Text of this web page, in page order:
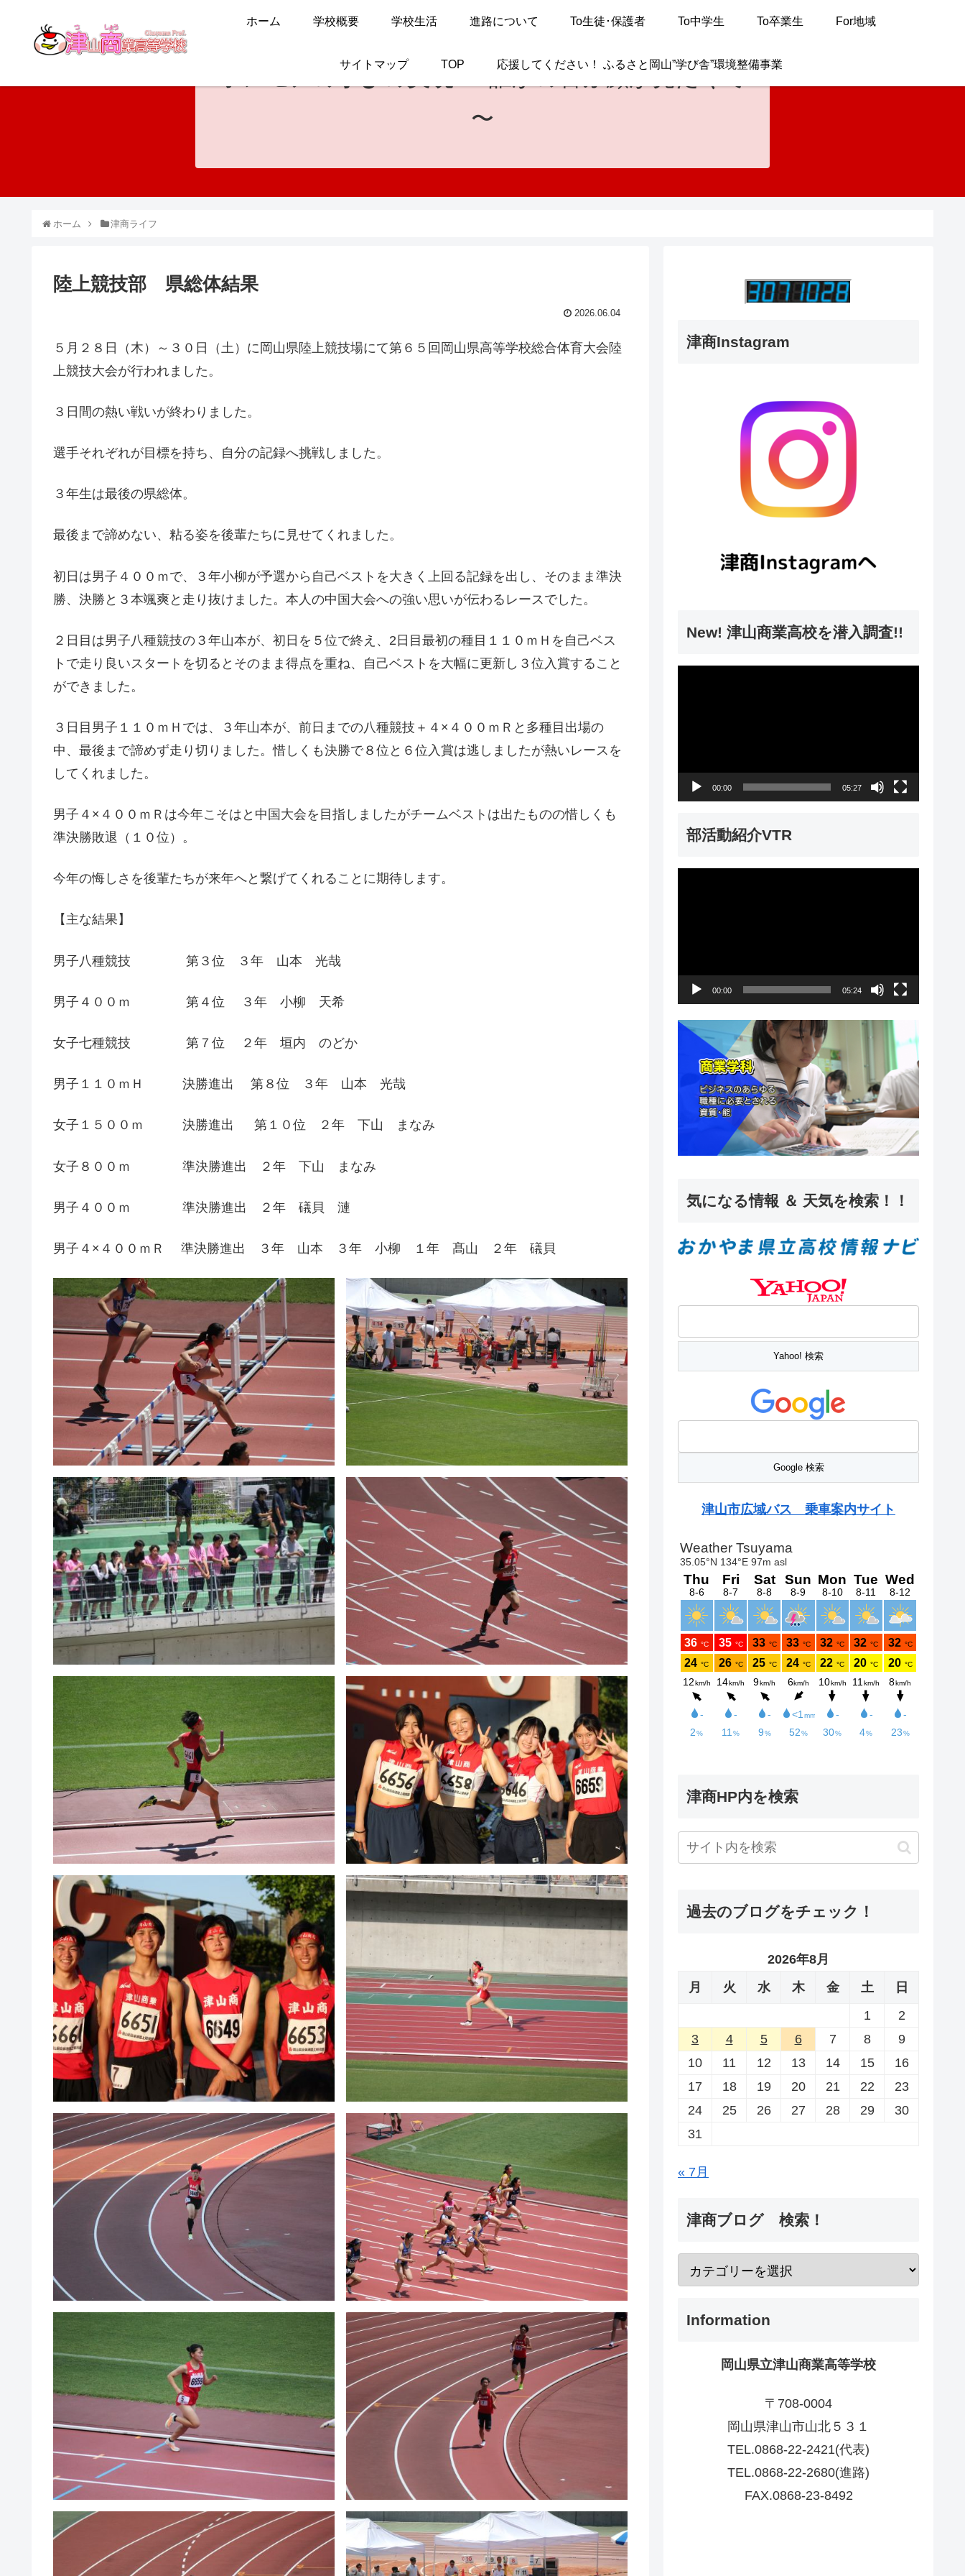
ホーム 学校概要 学校生活 進路について To生徒･保護者 To中学生 To卒業生 For地域
サイトマップ TOP 応援してください！ ふるさと岡山”学び舎”環境整備事業
ホンモノの学びの実現
〜 誰かの喜ぶ顔が見たくて
〜
ホーム 津商ライフ
陸上競技部 県総体結果
2026.06.04
５月２８日（木）～３０日（土）に岡山県陸上競技場にて第６５回岡山県高等学校総合体育大会陸
上競技大会が行われました。
３日間の熱い戦いが終わりました。
選手それぞれが目標を持ち、自分の記録へ挑戦しました。
３年生は最後の県総体。
最後まで諦めない、粘る姿を後輩たちに見せてくれました。
初日は男子４００ｍで、３年小柳が予選から自己ベストを大きく上回る記録を出し、そのまま準決
勝、決勝と３本颯爽と走り抜けました。本人の中国大会への強い思いが伝わるレースでした。
２日目は男子八種競技の３年山本が、初日を５位で終え、2日目最初の種目１１０ｍＨを自己ベス
トで走り良いスタートを切るとそのまま得点を重ね、自己ベストを大幅に更新し３位入賞すること
ができました。
３日目男子１１０ｍＨでは、３年山本が、前日までの八種競技＋４×４００ｍＲと多種目出場の
中、最後まで諦めず走り切りました。惜しくも決勝で８位と６位入賞は逃しましたが熱いレースを
してくれました。
男子４×４００ｍＲは今年こそはと中国大会を目指しましたがチームベストは出たものの惜しくも
準決勝敗退（１０位）。
今年の悔しさを後輩たちが来年へと繋げてくれることに期待します。
【主な結果】
男子八種競技 第３位 ３年 山本 光哉
男子４００ｍ 第４位 ３年 小柳 天希
女子七種競技 第７位 ２年 垣内 のどか
男子１１０ｍＨ 決勝進出 第８位 ３年 山本 光哉
女子１５００ｍ 決勝進出 第１０位 ２年 下山 まなみ
女子８００ｍ 準決勝進出 ２年 下山 まなみ
男子４００ｍ 準決勝進出 ２年 礒貝 漣
男子４×４００ｍＲ 準決勝進出 ３年 山本 ３年 小柳 １年 髙山 ２年 礒貝
津商Instagram
New! 津山商業高校を潜入調査!!
00:00 05:27
部活動紹介VTR
ー
00:00 05:24
気になる情報 ＆ 天気を検索！！
津山市広域バス 乗車案内サイト
津商HP内を検索
過去のブログをチェック！
2026年8月
月
火 水 木 金 土
日
1
2
3
4 5 6 7 8
9
10
11 12 13 14 15
16
17
18 19 20 21 22
23
24
25 26 27 28 29
30
31
« 7月
津商ブログ 検索！
Information
岡山県立津山商業高等学校
〒708-0004
岡山県津山市山北５３１
TEL.0868-22-2421(代表)
TEL.0868-22-2680(進路)
FAX.0868-23-8492